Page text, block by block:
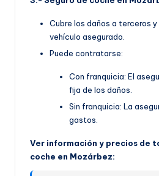
Cubre los daños a terceros
vehículo asegurado.
Puede contratarse:
Con franquicia: El
fija de los daños.
Sin franquicia: La
gastos.
Ver información y precios de
coche en Mozárbez: